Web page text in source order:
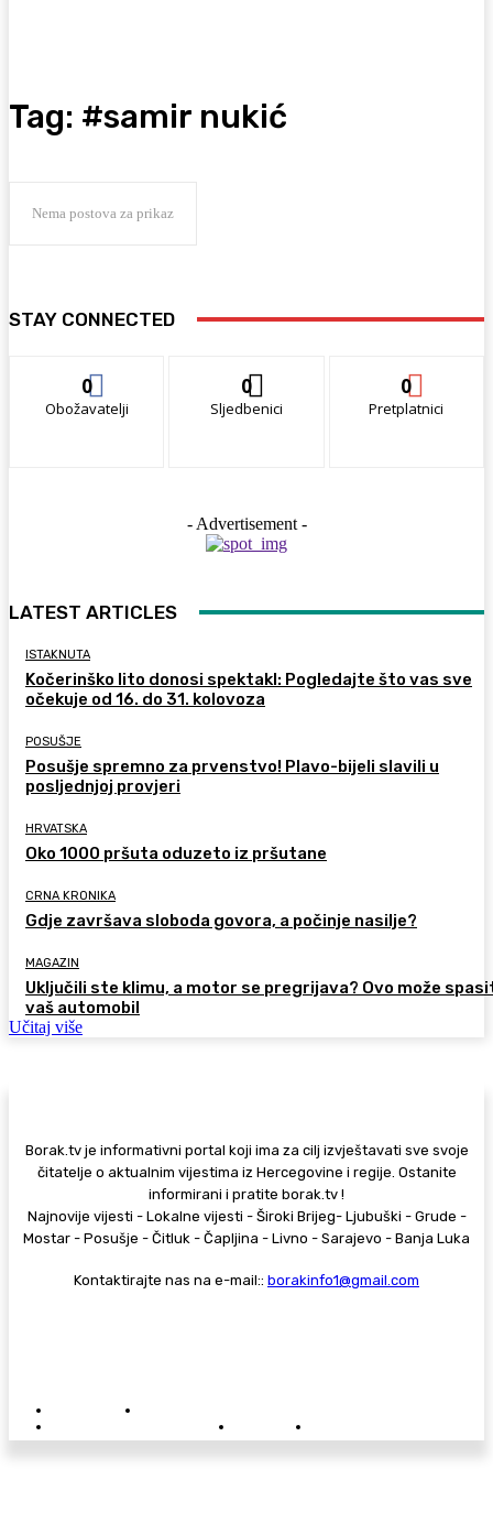
Tag: #samir nukić
Nema postova za prikaz
STAY CONNECTED
0
Obožavatelji
0
Sljedbenici
0
Pretplatnici
- Advertisement -
LATEST ARTICLES
ISTAKNUTA
Kočerinško lito donosi spektakl: Pogledajte što vas sve
očekuje od 16. do 31. kolovoza
POSUŠJE
Posušje spremno za prvenstvo! Plavo-bijeli slavili u
posljednjoj provjeri
HRVATSKA
Oko 1000 pršuta oduzeto iz pršutane
CRNA KRONIKA
Gdje završava sloboda govora, a počinje nasilje?
MAGAZIN
Uključili ste klimu, a motor se pregrijava? Ovo može
vaš automobil
Učitaj više
Borak.tv je informativni portal koji ima za cilj izvještavati sve svoje
čitatelje o aktualnim vijestima iz Hercegovine i regije. Ostanite
informirani i pratite borak.tv !
Najnovije vijesti - Lokalne vijesti - Široki Brijeg- Ljubuški - Grude -
Mostar - Posušje - Čitluk - Čapljina - Livno - Sarajevo - Banja Luka
Kontaktirajte nas na e-mail:: borakinfo1@gmail.com